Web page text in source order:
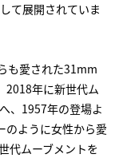
て展開されていま
も愛された31mm
2018年に新世代ム
、1957年の登場よ
のように女性から愛
代ムーブメントを